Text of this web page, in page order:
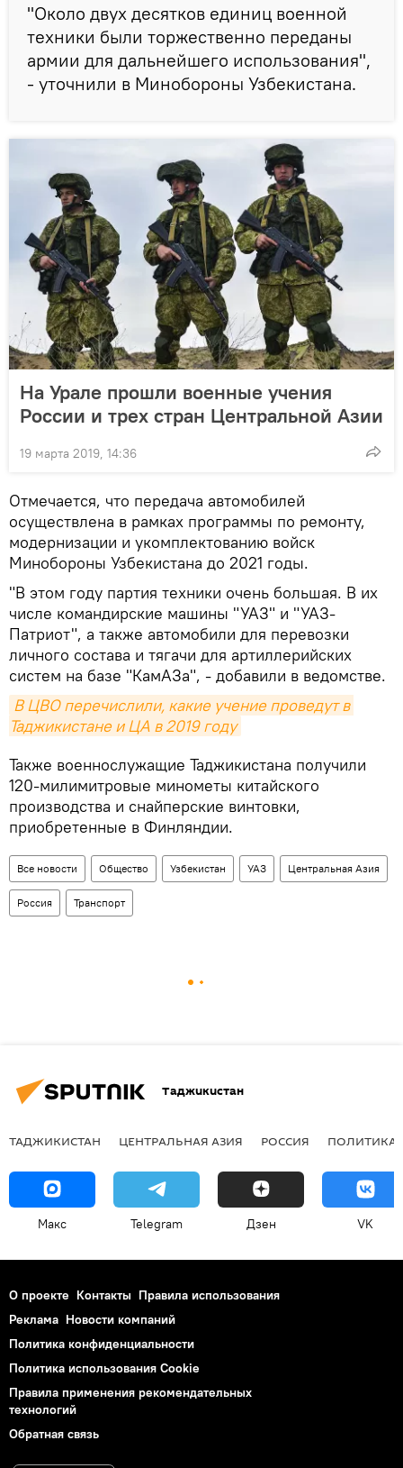
"Около двух десятков единиц военной
техники были торжественно переданы
армии для дальнейшего использования",
- уточнили в Минобороны Узбекистана.
На Урале прошли военные учения
России и трех стран Центральной Азии
19 марта 2019, 14:36
Отмечается, что передача автомобилей
осуществлена в рамках программы по ремонту,
модернизации и укомплектованию войск
Минобороны Узбекистана до 2021 годы.
"В этом году партия техники очень большая. В их
числе командирские машины "УАЗ" и "УАЗ-
Патриот", а также автомобили для перевозки
личного состава и тягачи для артиллерийских
систем на базе "КамАЗа", - добавили в ведомстве.
В ЦВО перечислили, какие учение проведут в
Таджикистане и ЦА в 2019 году
Также военнослужащие Таджикистана получили
120-милимитровые минометы китайского
производства и снайперские винтовки,
приобретенные в Финляндии.
Все новости Общество Узбекистан УАЗ Центральная Азия
Россия Транспорт
Таджикистан
ТАДЖИКИСТАН ЦЕНТРАЛЬНАЯ АЗИЯ РОССИЯ ПОЛИТИКА
Макс Telegram Дзен VK
О проекте Контакты Правила использования
Реклама Новости компаний
Политика конфиденциальности
Политика использования Cookie
Правила применения рекомендательных
технологий
Обратная связь